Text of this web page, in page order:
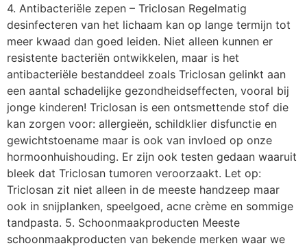
4. Antibacteriële zepen – Triclosan Regelmatig
desinfecteren van het lichaam kan op lange termijn tot
meer kwaad dan goed leiden. Niet alleen kunnen er
resistente bacteriën ontwikkelen, maar is het
antibacteriële bestanddeel zoals Triclosan gelinkt aan
een aantal schadelijke gezondheidseffecten, vooral bij
jonge kinderen! Triclosan is een ontsmettende stof die
kan zorgen voor: allergieën, schildklier disfunctie en
gewichtstoename maar is ook van invloed op onze
hormoonhuishouding. Er zijn ook testen gedaan waaruit
bleek dat Triclosan tumoren veroorzaakt. Let op:
Triclosan zit niet alleen in de meeste handzeep maar
ook in snijplanken, speelgoed, acne crème en sommige
tandpasta. 5. Schoonmaakproducten Meeste
schoonmaakproducten van bekende merken waar we